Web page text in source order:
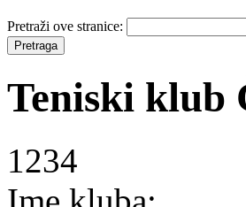
Pretraži ove stranice:
Teniski klub
1234